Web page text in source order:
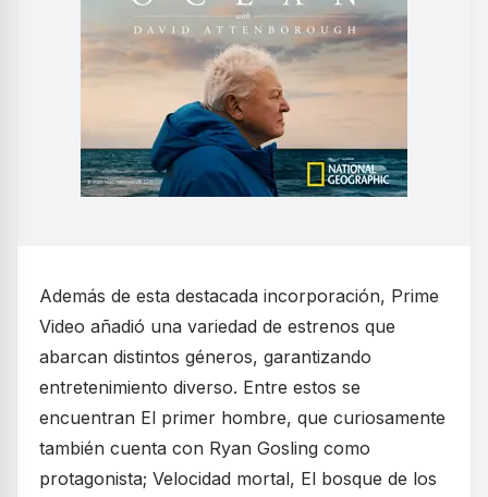
Además de esta destacada incorporación, Prime
Video añadió una variedad de estrenos que
abarcan distintos géneros, garantizando
entretenimiento diverso. Entre estos se
encuentran El primer hombre, que curiosamente
también cuenta con Ryan Gosling como
protagonista; Velocidad mortal, El bosque de los